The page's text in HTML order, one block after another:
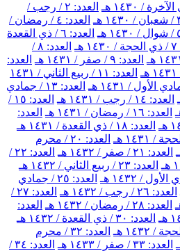
العدد: ٢ / رجب /
العدد: ٤ / رمضان /
العدد: ٦ / ذي القعدة
العدد: ٨ /
العدد: ٩ / صفر / ١٤٣١ هـ
العدد:
العدد: ١١ / ربيع الثاني / ١٤٣١
العدد: ١٣ / جمادي
العدد: ١٤ / رجب / ١٤٣١ هـ
العدد: ١٥ /
العدد: ١٦ / رمضان / ١٤٣١ هـ
العدد:
العدد: ١٨ / ذي القعدة / ١٤٣١ هـ
العدد: ٢٠ / محرم
العدد: ٢١ / صفر / ١٤٣٢ هـ
العدد: ٢٢ /
العدد: ٢٣ / ربيع الثاني / ١٤٣٢ هـ
العدد: ٢٥ / جمادي
العدد: ٢٦ / رجب / ١٤٣٢ هـ
العدد: ٢٧ /
العدد: ٢٨ / رمضان / ١٤٣٢ هـ
العدد:
العدد: ٣٠ / ذي القعدة / ١٤٣٢ هـ
العدد: ٣٢ / محرم
العدد: ٣٣ / صفر / ١٤٣٣ هـ
العدد: ٣٤ /